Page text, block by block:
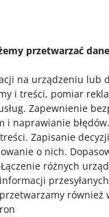
przetwarzać
na urządzeniu lub
i treści, pomiar
. Zapewnienie
i naprawianie błędów.
. Zapisanie
o nich.
Łączenie różnych
również